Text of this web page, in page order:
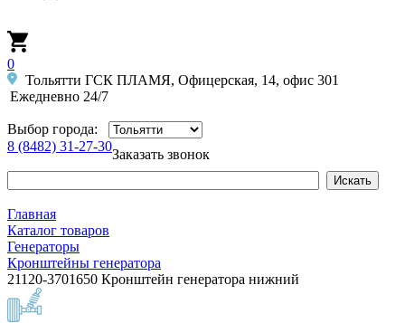
0
Тольятти ГСК ПЛАМЯ, Офицерская, 14, офис 301
Ежедневно 24/7
Выбор города:
8 (8482) 31-27-30
Заказать звонок
Главная
Каталог товаров
Генераторы
Кронштейны генератора
21120-3701650 Кронштейн генератора нижний